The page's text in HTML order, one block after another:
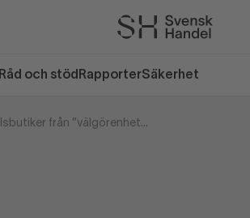
Råd och stöd RapporterSäkerhet
Bedrägerier mot livsmedelsbutiker från ”välgörenhetsorganisationer”